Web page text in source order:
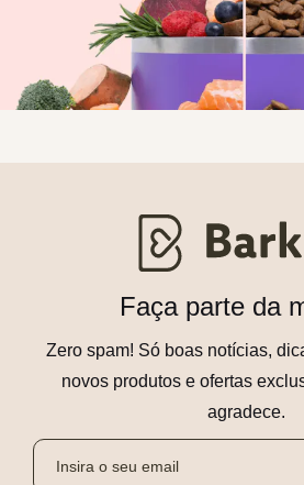
Faça parte da
Zero spam! Só boas notícias,
novos produtos e ofertas
agradece.